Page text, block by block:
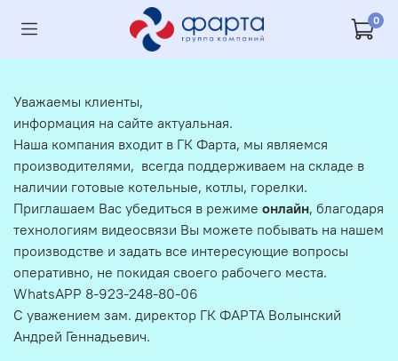
0
Уважаемы клиенты,
информация на сайте актуальная.
Наша компания входит в ГК Фарта, мы являемся
производителями, всегда поддерживаем на складе в
наличии готовые котельные, котлы, горелки.
Приглашаем Вас убедиться в режиме онлайн, благодаря
технологиям видеосвязи Вы можете побывать на нашем
производстве и задать все интересующие вопросы
оперативно, не покидая своего рабочего места.
WhatsAPP 8-923-248-80-06
С уважением зам. директор ГК ФАРТА Волынский
Андрей Геннадьевич.